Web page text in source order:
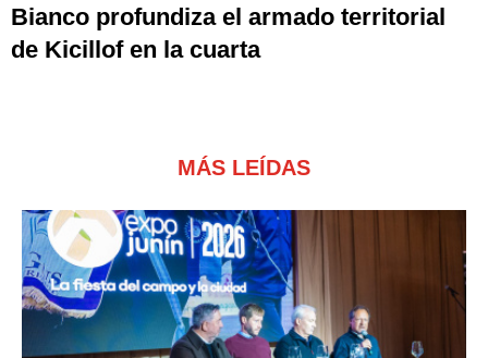
Bianco profundiza el armado territorial
de Kicillof en la cuarta
MÁS LEÍDAS